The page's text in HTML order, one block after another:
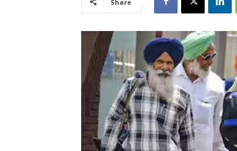
Share